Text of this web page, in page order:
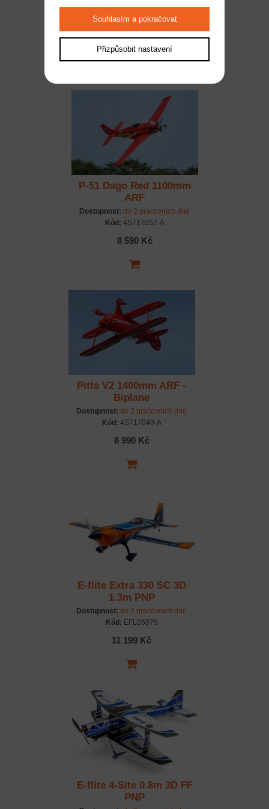
Kód:EFL12375
11 399 Kč
P-51 Dago Red 1100mm
ARF
Dostupnost: do 2 pracovních dnů
Kód: 4ST17052-A
8 590 Kč
Pitts V2 1400mm ARF -
Biplane
Dostupnost: do 2 pracovních dnů
Kód: 4ST17040-A
8 990 Kč
E-flite Extra 330 SC 3D
1.3m PNP
Dostupnost: do 2 pracovních dnů
Kód: EFL05075
11 199 Kč
E-flite 4-Site 0.8m 3D FF
PNP
Souhlasím a pokračovat
Přizpůsobit nastavení